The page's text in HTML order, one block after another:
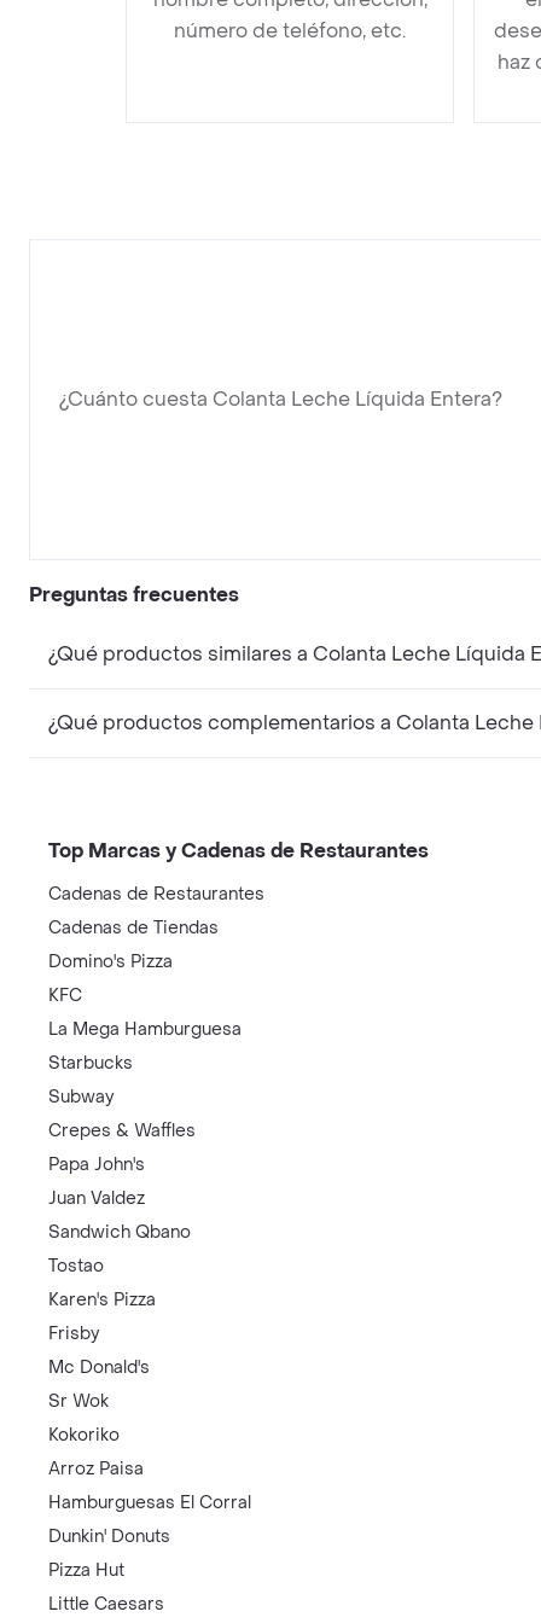
número de teléfono, etc.
haz
¿Cuánto cuesta Colanta Leche Líquida Entera?
Preguntas frecuentes
¿Qué productos similares a Colanta Leche Líquida
¿Qué productos complementarios a Colanta
Top Marcas y Cadenas de Restaurantes
Cadenas de Restaurantes
Cadenas de Tiendas
Domino's Pizza
KFC
La Mega Hamburguesa
Starbucks
Subway
Crepes & Waffles
Papa John's
Juan Valdez
Sandwich Qbano
Tostao
Karen's Pizza
Frisby
Mc Donald's
Sr Wok
Kokoriko
Arroz Paisa
Hamburguesas El Corral
Dunkin' Donuts
Pizza Hut
Little Caesars